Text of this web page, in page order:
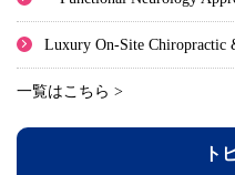
Luxury On-Site Chiropractic
一覧はこちら >
ト